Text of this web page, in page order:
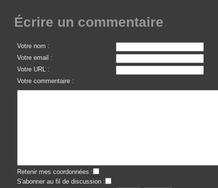
Écrire un commentaire
Votre nom :
Votre email :
Votre URL :
Votre commentaire :
Retenir mes coordonnées :
S'abonner au fil de discussion :